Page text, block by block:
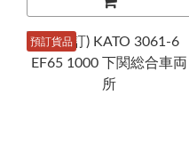
預訂貨品